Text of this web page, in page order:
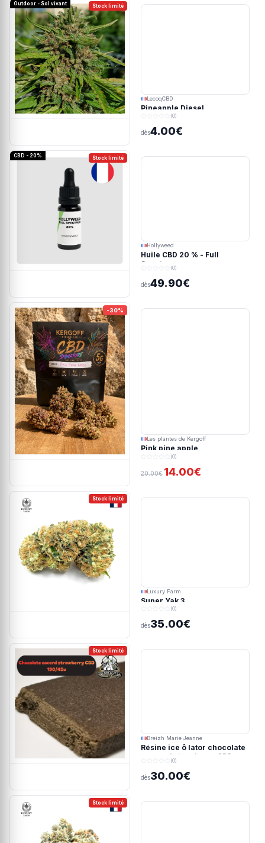
Stock limité
Outdoor - Sol vivant
LecoqCBD
Pineapple Diesel
(0)
dès4.00€
Stock limité
CBD - 20%
Hollyweed
Huile CBD 20 % - Full
Spectrum
(0)
dès49.90€
-30%
Les plantes de Kergoff
Pink pine apple
(0)
20.00€ 14.00€
Stock limité
Luxury Farm
Super Yak 3
(0)
dès35.00€
Stock limité
Breizh Marie Jeanne
Résine ice ô lator chocolate
covered strawberry CBD
(0)
dès30.00€
Stock limité